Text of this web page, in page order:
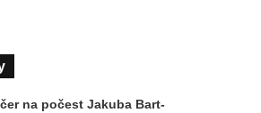
na počest Jakuba Bart-